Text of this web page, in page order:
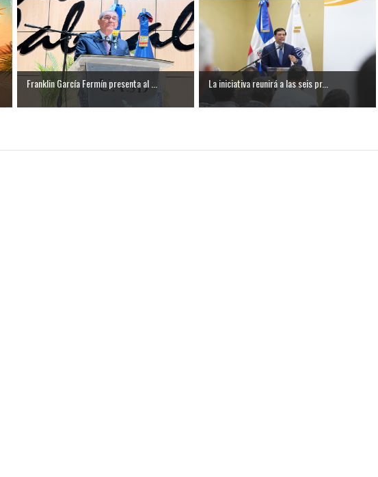
Franklin García Fermín presenta al ... La iniciativa reunirá a las seis pr...